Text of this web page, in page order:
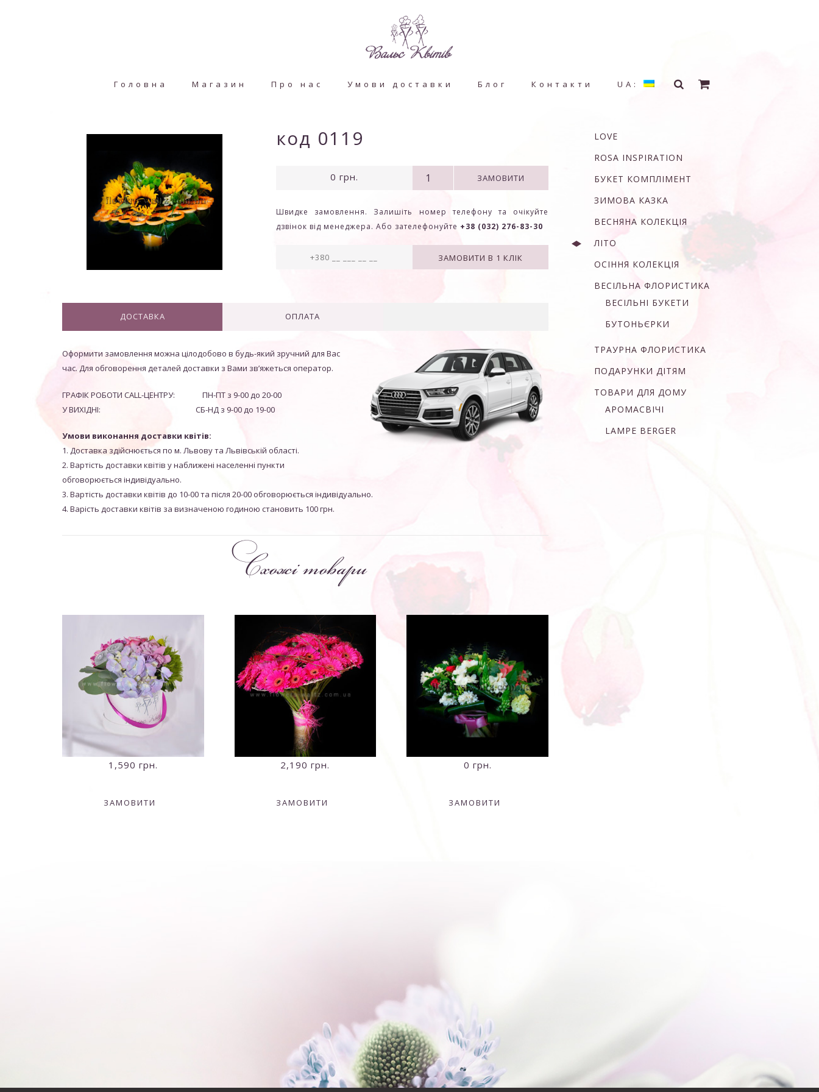
Головна Магазин Про нас Умови доставки Блог Контакти UA:
код 0119
0 грн. ЗАМОВИТИ
Швидке замовлення. Залишіть номер телефону та очікуйте
дзвінок від менеджера. Або зателефонуйте +38 (032) 276-83-30
ДОСТАВКА ОПЛАТА
Оформити замовлення можна цілодобово в будь-який зручний для Вас
час. Для обговорення деталей доставки з Вами зв’яжеться оператор.
ГРАФІК РОБОТИ CALL-ЦЕНТРУ: ПН-ПТ з 9-00 до 20-00
У ВИХІДНІ: СБ-НД з 9-00 до 19-00
Умови виконання доставки квітів:
1. Доставка здійснюється по м. Львову та Львівській області.
2. Вартість доставки квітів у наближені населенні пункти
обговорюється індивідуально.
3. Вартість доставки квітів до 10-00 та після 20-00 обговорюється індивідуально.
4. Варість доставки квітів за визначеною годиною становить 100 грн.
Схожі товари
1,590 грн.
ЗАМОВИТИ
2,190 грн.
ЗАМОВИТИ
0 грн.
ЗАМОВИТИ
LOVE
ROSA INSPIRATION
БУКЕТ КОМПЛІМЕНТ
ЗИМОВА КАЗКА
ВЕСНЯНА КОЛЕКЦІЯ
ЛІТО
ОСІННЯ КОЛЕКЦІЯ
ВЕСІЛЬНА ФЛОРИСТИКА
ВЕСІЛЬНІ БУКЕТИ
БУТОНЬЄРКИ
ТРАУРНА ФЛОРИСТИКА
ПОДАРУНКИ ДІТЯМ
ТОВАРИ ДЛЯ ДОМУ
АРОМАСВІЧІ
LAMPE BERGER